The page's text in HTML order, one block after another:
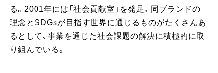
る。2001年には「社会貢献室」を発足。同ブランドの
理念とSDGsが目指す世界に通じるものがたくさんあ
るとして、事業を通じた社会課題の解決に積極的に取
り組んでいる。